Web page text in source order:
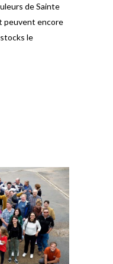
de Sainte
peuvent encore
le